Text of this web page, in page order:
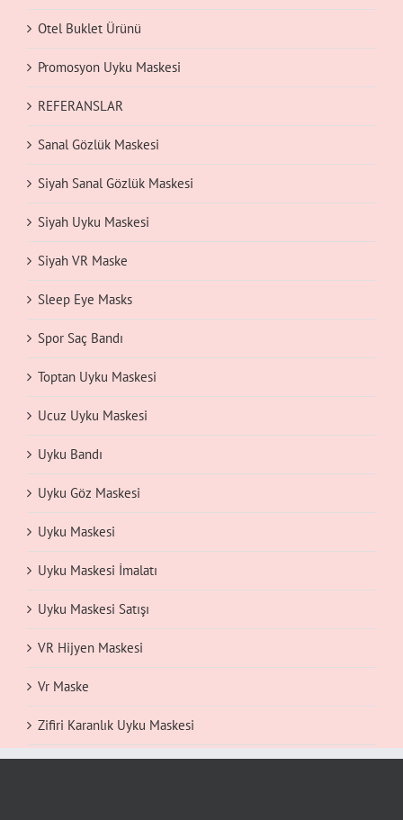
Otel Buklet Ürünü
Promosyon Uyku Maskesi
REFERANSLAR
Sanal Gözlük Maskesi
Siyah Sanal Gözlük Maskesi
Siyah Uyku Maskesi
Siyah VR Maske
Sleep Eye Masks
Spor Saç Bandı
Toptan Uyku Maskesi
Ucuz Uyku Maskesi
Uyku Bandı
Uyku Göz Maskesi
Uyku Maskesi
Uyku Maskesi İmalatı
Uyku Maskesi Satışı
VR Hijyen Maskesi
Vr Maske
Zifiri Karanlık Uyku Maskesi